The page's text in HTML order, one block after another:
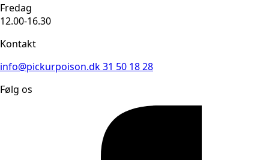
Fredag
12.00-16.30
Kontakt
info@pickurpoison.dk31 50 18 28
Følg os